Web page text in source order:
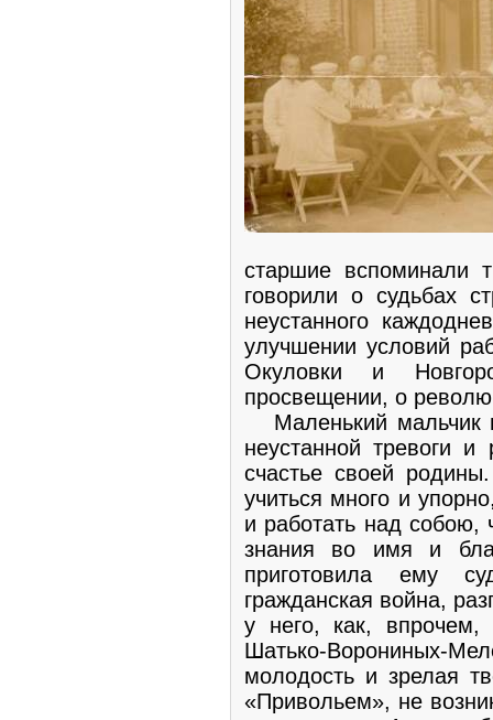
старшие вспоминали
говорили о судьбах
неустанного
улучшении условий
Окуловки и
просвещении, о
Маленький мальчик
неустанной тревоги
счастье своей
учиться много и
и работать над собою,
знания во имя и
приготовила ему
гражданская война,
у него, как,
Шатько-
молодость и зрелая
«Привольем», не